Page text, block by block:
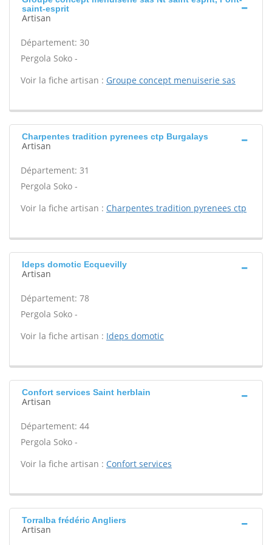
saint-esprit
Artisan
Département: 30
Pergola Soko -
Voir la fiche artisan : Groupe concept menuiserie sas
Charpentes tradition pyrenees ctp Burgalays
Artisan
Département: 31
Pergola Soko -
Voir la fiche artisan : Charpentes tradition pyrenees ctp
Ideps domotic Ecquevilly
Artisan
Département: 78
Pergola Soko -
Voir la fiche artisan : Ideps domotic
Confort services Saint herblain
Artisan
Département: 44
Pergola Soko -
Voir la fiche artisan : Confort services
Torralba frédéric Angliers
Artisan